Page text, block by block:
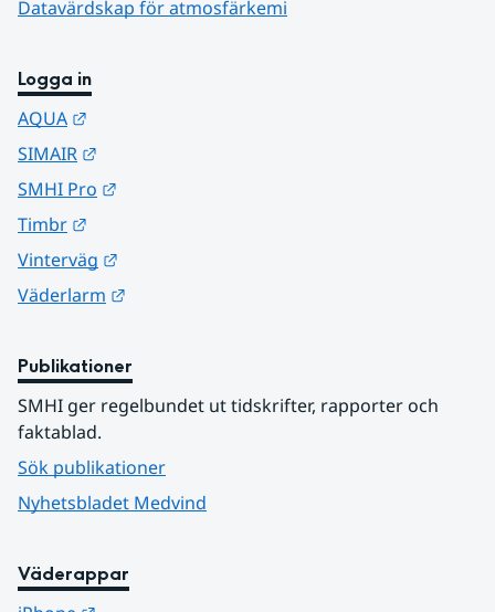
Datavärdskap för atmosfärkemi
Logga in
AQUA
SIMAIR
SMHI Pro
Timbr
Vinterväg
Väderlarm
Publikationer
SMHI ger regelbundet ut tidskrifter, rapporter och
faktablad.
Sök publikationer
Nyhetsbladet Medvind
Väderappar